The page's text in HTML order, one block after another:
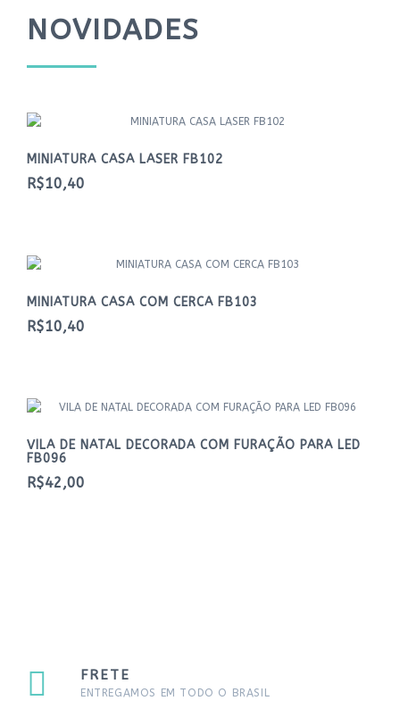
NOVIDADES
MINIATURA CASA LASER FB102
R$10,40
MINIATURA CASA COM CERCA FB103
R$10,40
VILA DE NATAL DECORADA COM FURAÇÃO PARA LED
FB096
R$42,00
FRETE
ENTREGAMOS EM TODO O BRASIL